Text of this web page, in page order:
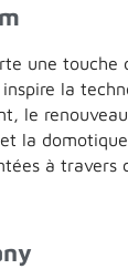
une touche
la
le
la
à travers